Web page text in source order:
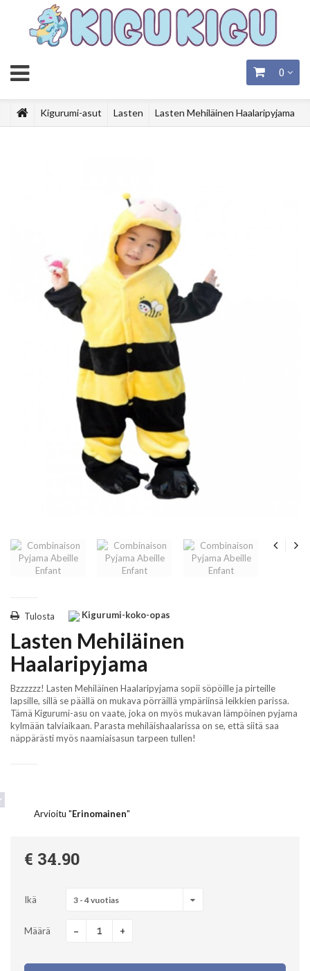
0
Kigurumi-asut Lasten Lasten Mehiläinen Haalaripyjama
Kigurumi-koko-opas
Tulosta
Lasten Mehiläinen
Haalaripyjama
Bzzzzzz! Lasten Mehiläinen Haalaripyjama sopii söpöille ja pirteille
lapsille, sillä se päällä on mukava pörräillä ympäriinsä leikkien parissa.
Tämä Kigurumi-asu on vaate, joka on myös mukavan lämpöinen pyjama
kylmään talviaikaan. Parasta mehiläishaalarissa on se, että siitä saa
näppärästi myös naamiaisasun tarpeen tullen!
Arvioitu "Erinomainen"
€ 34.90
Ikä 3 - 4 vuotias
Määrä - +